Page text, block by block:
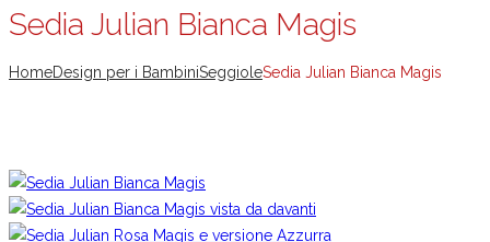
Sedia Julian Bianca Magis
HomeDesign per i BambiniSeggioleSedia Julian Bianca Magis